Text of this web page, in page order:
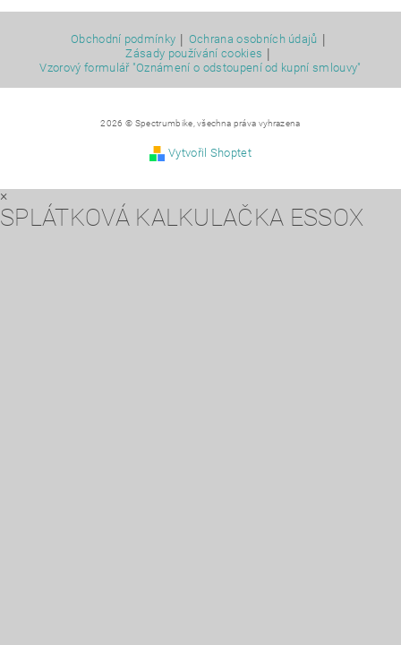
Obchodní podmínky | Ochrana osobních údajů |
Zásady používání cookies |
Vzorový formulář "Oznámení o odstoupení od kupní smlouvy"
2026 © Spectrumbike, všechna práva vyhrazena
Vytvořil Shoptet
×
SPLÁTKOVÁ KALKULAČKA ESSOX